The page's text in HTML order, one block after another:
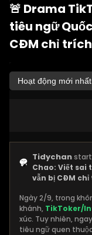
🚨 Drama
tiêu ngữ
CĐM chỉ trích
Tidychan
Chao: Viết sai
vẫn bị CĐM
Ngày 2/9, trong
khánh, TikToker/
xúc. Tuy nhiên,
tiêu ngữ quen